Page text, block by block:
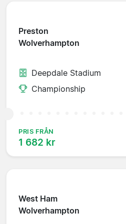
Preston
Wolverhampton
Deepdale Stadium
Championship
PRIS FRÅN
1 682 kr
West Ham
Wolverhampton